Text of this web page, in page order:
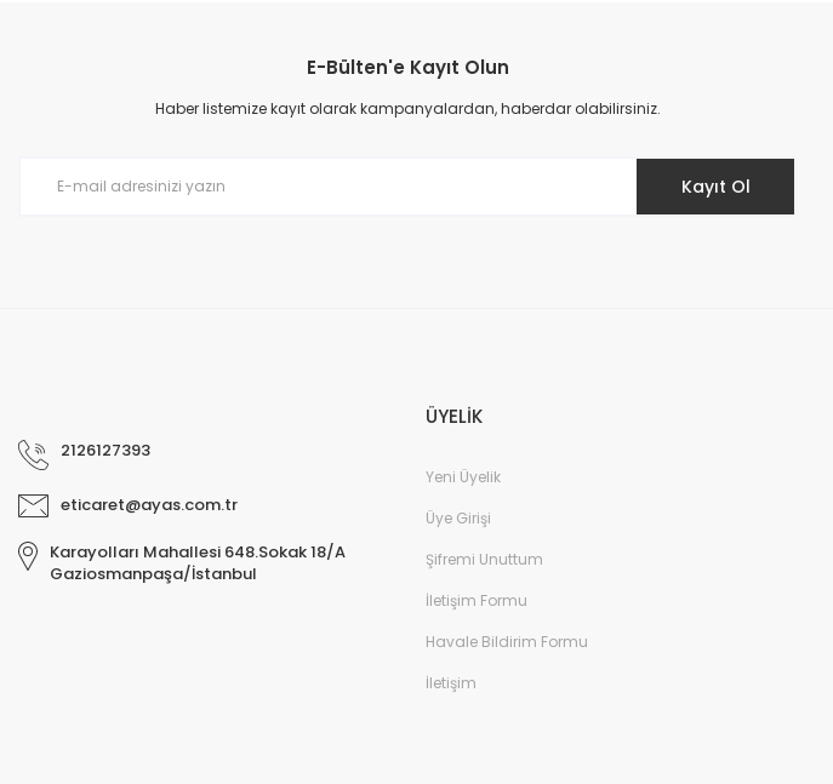
E-Bülten'e Kayıt Olun
Haber listemize kayıt olarak kampanyalardan, haberdar olabilirsiniz.
Kayıt Ol
2126127393
eticaret@ayas.com.tr
Karayolları Mahallesi 648.Sokak 18/A
Gaziosmanpaşa/İstanbul
ÜYELİK
Yeni Üyelik
Üye Girişi
Şifremi Unuttum
İletişim Formu
Havale Bildirim Formu
İletişim